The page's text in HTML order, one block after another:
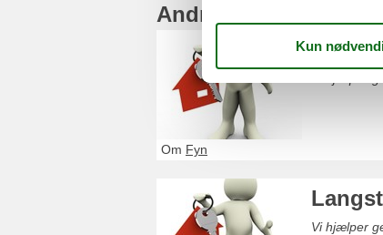
Andre artikler om Fyn
Om Fyn
Vi hjælper